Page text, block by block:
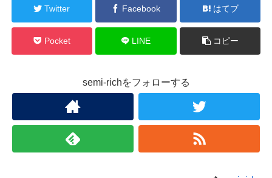
Twitter Facebook はてブ
Pocket LINE コピー
semi-richをフォローする